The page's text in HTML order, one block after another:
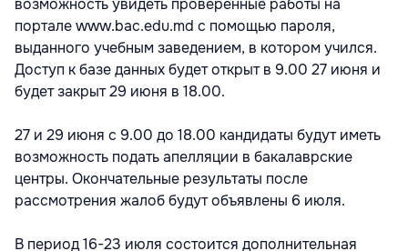
возможность увидеть проверенные работы на
портале www.bac.edu.md с помощью пароля,
выданного учебным заведением, в котором учился.
Доступ к базе данных будет открыт в 9.00 27 июня и
будет закрыт 29 июня в 18.00.
27 и 29 июня с 9.00 до 18.00 кандидаты будут иметь
возможность подать апелляции в бакалаврские
центры. Окончательные результаты после
рассмотрения жалоб будут объявлены 6 июля.
В период 16-23 июля состоится дополнительная